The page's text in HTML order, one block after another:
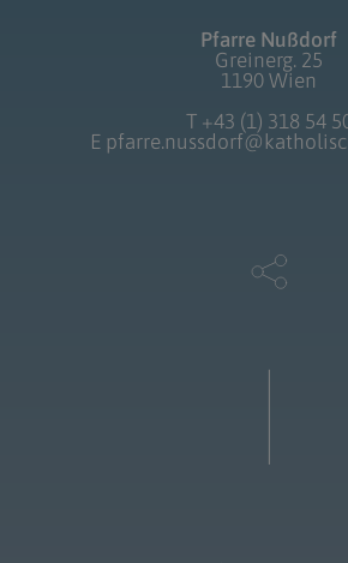
Pfarre Nußdorf
Greinerg. 25
1190 Wien
T +43 (1) 318 54
E